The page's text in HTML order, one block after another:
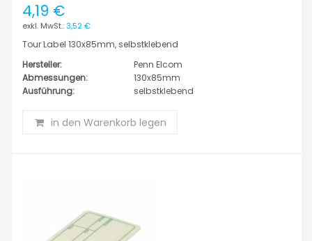
4,19 €
3,52 €
Tour Label 130x85mm, selbstklebend
Hersteller:
Penn Elcom
Abmessungen:
130x85mm
Ausführung:
selbstklebend
in den Warenkorb legen